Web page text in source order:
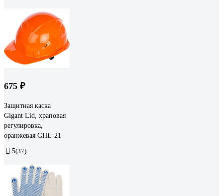
675 ₽
Защитная каска
Gigant Lid, храповая
регулировка,
оранжевая GHL-21
5(37)